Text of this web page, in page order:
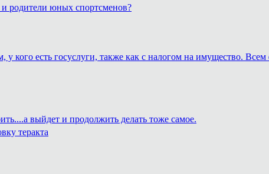
родители юных спортсменов?
у кого есть госуслуги, также как с налогом на имущество.
выйдет и продолжить делать тоже самое.
теракта